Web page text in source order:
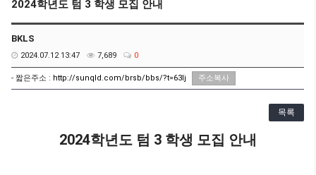
2024학년도 텀 3 학생 모집 안내
BKLS
2024.07.12 13:47 7,689 0
- 짧은주소 : http://sunqld.com/brsb/bbs/?t=63Ij 주소복사
목록
2024학년도 텀 3 학생 모집 안내